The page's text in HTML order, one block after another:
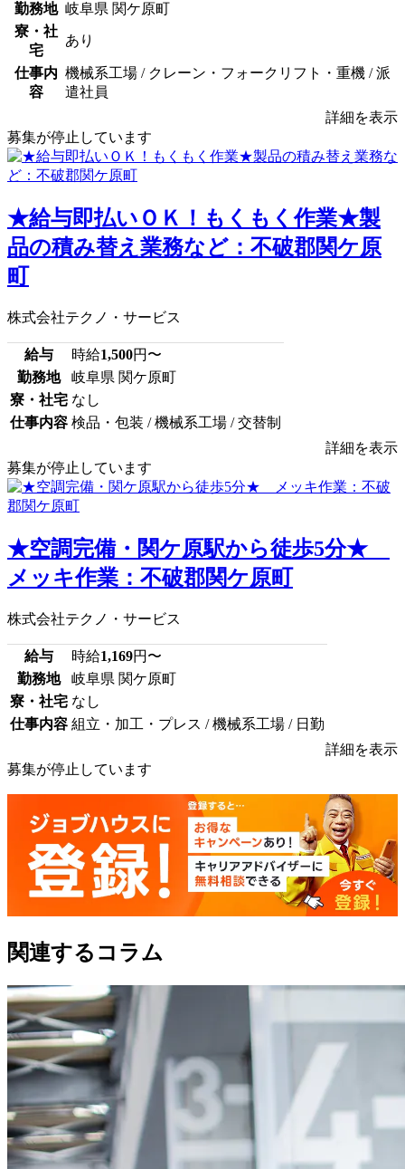
勤務地 岐阜県 関ケ原町
寮・社
宅
あり
仕事内
容
機械系工場 / クレーン・フォークリフト・重機 / 派
遣社員
詳細を表示
募集が停止しています
★給与即払いＯＫ！もくもく作業★製
品の積み替え業務など：不破郡関ケ原
町
株式会社テクノ・サービス
給与 時給1,500円〜
勤務地
岐阜県 関ケ原町
寮・社宅 なし
仕事内容 検品・包装 / 機械系工場 / 交替制
詳細を表示
募集が停止しています
★空調完備・関ケ原駅から徒歩5分★
メッキ作業：不破郡関ケ原町
株式会社テクノ・サービス
給与 時給1,169円〜
勤務地
岐阜県 関ケ原町
寮・社宅 なし
仕事内容 組立・加工・プレス / 機械系工場 / 日勤
詳細を表示
募集が停止しています
関連するコラム